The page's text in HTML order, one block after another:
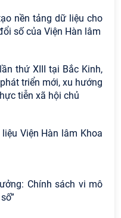
nền tảng dữ liệu cho
số của Viện Hàn lâm
thứ XIII tại Bắc Kinh,
triển mới, xu hướng
tiễn xã hội chủ
Viện Hàn lâm Khoa
Chính sách vi mô
ra
hội